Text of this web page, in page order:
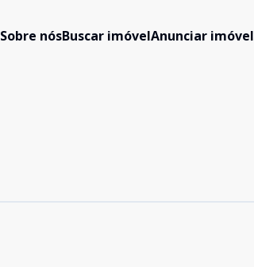
Sobre nósBuscar imóvelAnunciar imóvel